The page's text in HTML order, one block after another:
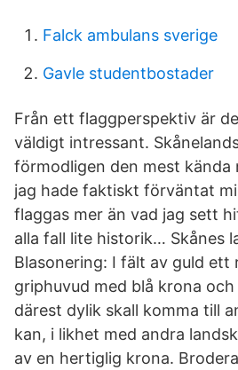
Falck ambulans sverige
Gavle studentbostader
Från ett flaggperspektiv är
väldigt intressant.
förmodligen den mest kända
jag hade faktiskt förväntat
flaggas mer än vad jag sett
alla fall lite historik… Skånes
Blasonering: I fält av guld ett
griphuvud med blå krona
därest dylik skall komma till
kan, i likhet med andra
av en hertiglig krona.